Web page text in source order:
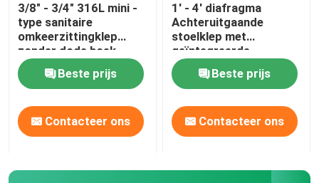
Fabriekstocht
Kwaliteitscontrole
NEEM CONTACT MET ONS OP
Nieuws
3/8" - 3/4" 316L mini -
type sanitaire
omkeerzittingklep
zonder dode hoek
Beste prijs
Contacteer ons
1′ - 4′ diafragma
Achteruitgaande
stoelklep met
geïntegreerde
pneumatische en
handmatige bediening
Beste prijs
Contacteer ons